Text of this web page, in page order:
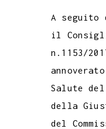
A seguito
il
n.1153/
Salute
della
del